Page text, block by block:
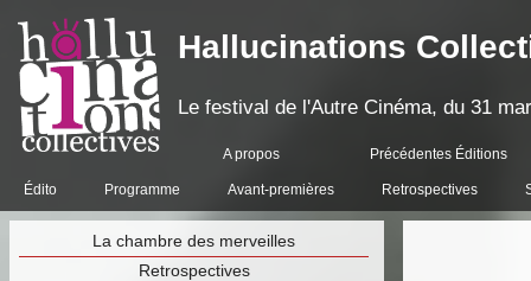
Hallucinations
Le festival de l'Autre Cinéma, du 31
A propos Précédentes Éditions
Édito Programme Avant-premières Retrospectives
La chambre des merveilles
Retrospectives